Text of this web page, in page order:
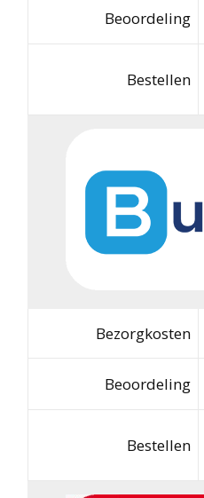
Beoordeling
Bestellen
Bezorgkosten
Beoordeling
Bestellen